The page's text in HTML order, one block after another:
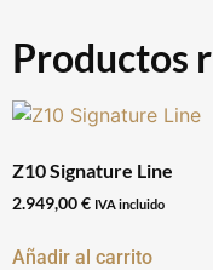
Productos
Z10 Signature Line
2.949,00€ IVA incluido
Añadir al carrito